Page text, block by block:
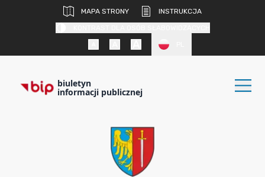
MAPA STRONY
INSTRUKCJA
biuletyn
informacji publicznej